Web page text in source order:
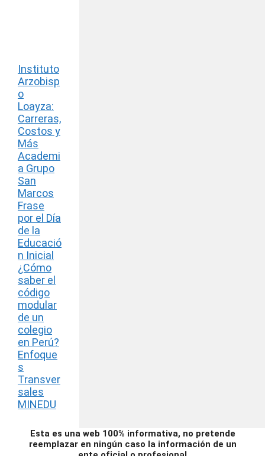
Instituto
Arzobisp
o
Loayza:
Carreras,
Costos y
Más
Academi
a Grupo
San
Marcos
Frase
por el Día
de la
Educació
n Inicial
¿Cómo
saber el
código
modular
de un
colegio
en Perú?
Enfoque
s
Transver
sales
MINEDU
Esta es una web 100% informativa, no pretende
reemplazar en ningún caso la información de un